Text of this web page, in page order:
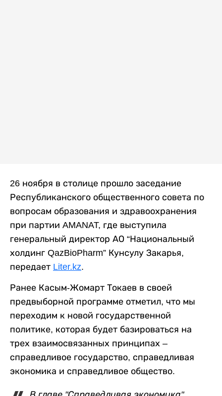
26 ноября в столице прошло заседание
Республиканского общественного совета по
вопросам образования и здравоохранения
при партии AMANAT, где выступила
генеральный директор АО “Национальный
холдинг QazBioPharm” Кунсулу Закарья,
передает Liter.kz.
Ранее Касым-Жомарт Токаев в своей
предвыборной программе отметил, что мы
переходим к новой государственной
политике, которая будет базироваться на
трех взаимосвязанных принципах –
справедливое государство, справедливая
экономика и справедливое общество.